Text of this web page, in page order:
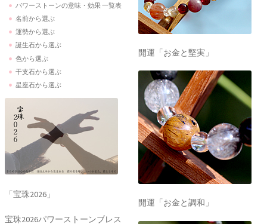
パワーストーンの意味・効果 一覧表
名前から選ぶ
運勢から選ぶ
誕生石から選ぶ
色から選ぶ
干支石から選ぶ
星座石から選ぶ
「宝珠2026」
宝珠2026パワーストーンブレス
開運「お金と堅実」
開運「お金と調和」